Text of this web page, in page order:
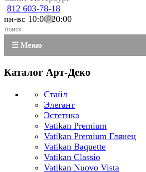
812 603-78-18
пн-вс 10:00-20:00
☰ Меню
Каталог Арт-Деко
Стайл
Элегант
Эстетика
Vatikan Premium
Vatikan Premium Глянец
Vatikan Baquette
Vatikan Classio
Vatikan Nuovo Vista